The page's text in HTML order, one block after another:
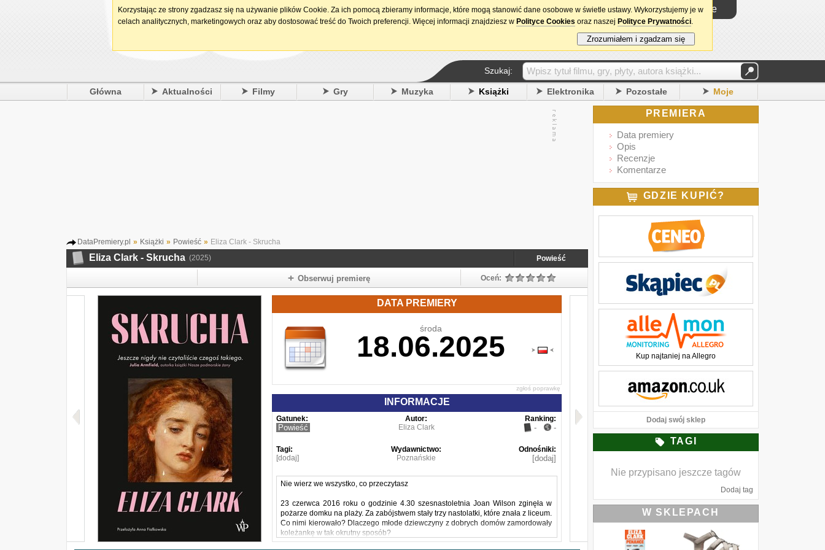
15. urodziny DataPremiery.pl Logowanie
Szukaj:
Główna Aktualności Filmy Gry Muzyka Książki Elektronika Pozostałe Moje
DataPremiery.pl » Książki » Powieść » Eliza Clark - Skrucha
Eliza Clark - Skrucha (2025) Powieść
Obserwuj premierę Oceń:
DATA PREMIERY
środa
18.06.2025
zgłoś poprawkę
INFORMACJE
Gatunek:
Powieść
Autor:
Eliza Clark
Ranking:
- -
Tagi:
[dodaj]
Wydawnictwo:
Poznańskie
Odnośniki:
[dodaj]
Nie wierz we wszystko, co przeczytasz
23 czerwca 2016 roku o godzinie 4.30 szesnastoletnia Joan Wilson zginęła w
pożarze domku na plaży. Za zabójstwem stały trzy nastolatki, które znała z liceum.
Co nimi kierowało? Dlaczego młode dziewczyny z dobrych domów zamordowały
koleżankę w tak okrutny sposób?
PREMIERA
Data premiery
Opis
Recenzje
Komentarze
GDZIE KUPIĆ?
Kup najtaniej na Allegro
Dodaj swój sklep
TAGI
Nie przypisano jeszcze tagów
Dodaj tag
W SKLEPACH
Korzystając ze strony zgadzasz się na używanie plików Cookie. Za ich pomocą zbieramy informacje, które mogą stanowić dane osobowe w świetle ustawy. Wykorzystujemy je w
celach analitycznych, marketingowych oraz aby dostosować treść do Twoich preferencji. Więcej informacji znajdziesz w Polityce Cookies oraz naszej Polityce Prywatności.
Zrozumiałem i zgadzam się